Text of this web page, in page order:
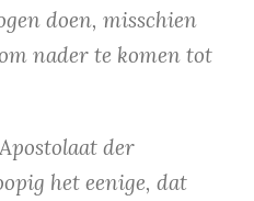
doen, misschien
nader te komen tot
der
het eenige, dat